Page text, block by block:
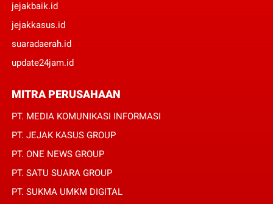
jejakbaik.id
jejakkasus.id
suaradaerah.id
update24jam.id
MITRA PERUSAHAAN
PT. MEDIA KOMUNIKASI INFORMASI
PT. JEJAK KASUS GROUP
PT. ONE NEWS GROUP
PT. SATU SUARA GROUP
PT. SUKMA UMKM DIGITAL